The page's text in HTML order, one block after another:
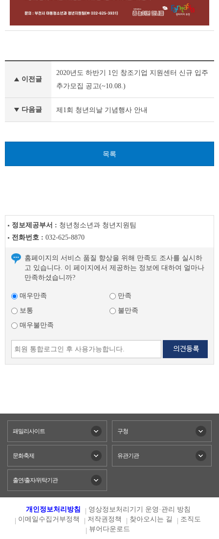
글
음
이전글
2020년도 하반기 1인 창조기업 지원센터 신규 입주
추가모집 공고(~10.08.)
다음글 제1회 청년의날 기념행사 안내
목록
정보제공부서 : 청년청소년과 청년지원팀
전화번호 : 032-625-8870
홈페이지의 서비스 품질 향상을 위해 만족도 조사를 실시하
고 있습니다. 이 페이지에서 제공하는 정보에 대하여 얼마나
만족하셨습니까?
매우만족
만족
보통
불만족
매우불만족
패밀리사이트 구청
문화축제 유관기관
출연/출자/위탁기관
개인정보처리방침
영상정보처리기기 운영·관리 방침
이메일수집거부정책
저작권정책 찾아오시는 길
조직도
뷰어다운로드